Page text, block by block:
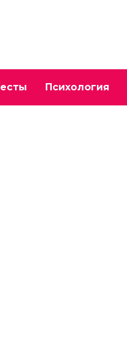
Психология